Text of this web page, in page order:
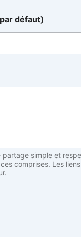
défaut)
simple et
comprises. Les